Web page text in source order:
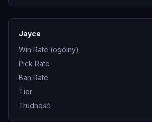
Jayce
Win Rate (ogólny)
Pick Rate
Ban Rate
Tier
Trudność